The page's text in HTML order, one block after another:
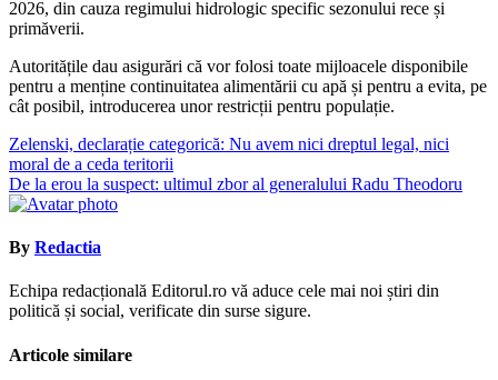
2026, din cauza regimului hidrologic specific sezonului rece și
primăverii.
Autoritățile dau asigurări că vor folosi toate mijloacele disponibile
pentru a menține continuitatea alimentării cu apă și pentru a evita, pe
cât posibil, introducerea unor restricții pentru populație.
Navigare
în
articole
Zelenski, declarație categorică: Nu avem nici dreptul legal, nici
moral de a ceda teritorii
De la erou la suspect: ultimul zbor al generalului Radu Theodoru
By Redactia
Echipa redacțională Editorul.ro vă aduce cele mai noi știri din
politică și social, verificate din surse sigure.
Articole similare